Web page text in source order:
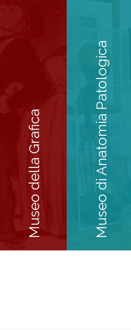
Museo della Grafica Museo di Anatomia Patologica